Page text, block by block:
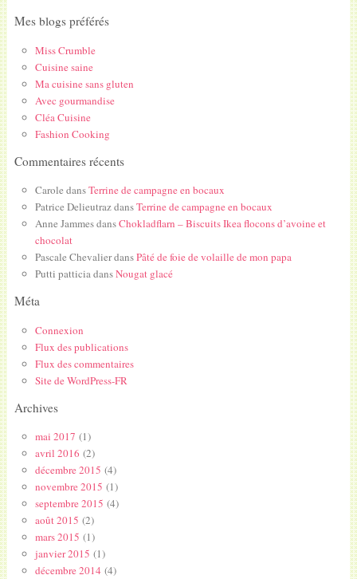
Mes blogs préférés
Miss Crumble
Cuisine saine
Ma cuisine sans gluten
Avec gourmandise
Cléa Cuisine
Fashion Cooking
Commentaires récents
Carole dansTerrine de campagne en bocaux
Patrice DelieutrazdansTerrine de campagne en bocaux
Anne JammesdansChokladflarn – Biscuits Ikea flocons d’avoine et
chocolat
Pascale ChevalierdansPâté de foie de volaille de mon papa
Putti patticiadansNougat glacé
Méta
Connexion
Flux des publications
Flux des commentaires
Site de WordPress-FR
Archives
mai 2017 (1)
avril 2016 (2)
décembre 2015 (4)
novembre 2015 (1)
septembre 2015 (4)
août 2015 (2)
mars 2015 (1)
janvier 2015 (1)
décembre 2014(4)